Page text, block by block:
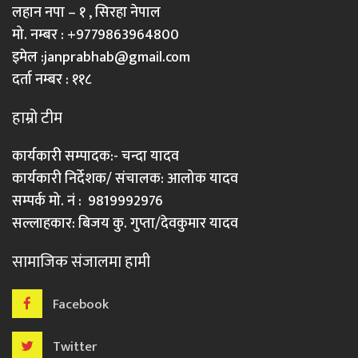
लहान नपा – १ , सिरहा नेपाल
मो. नम्बर : +9779863964800
इमेल :janprabhab@gmail.com
दर्ता नम्बर : ११८
हाम्रो टीम
कार्यकारी सम्पादक:- चन्दा यादव
कार्यकारी निर्देशक/ संचालक: आलोक यादव
सम्पर्क मो. नं : 9819992976
सल्लाहकार: बिजय कु. गुप्ता/देवकुमार यादव
सामाजिक संजालमा हामी
Facebook
Twitter